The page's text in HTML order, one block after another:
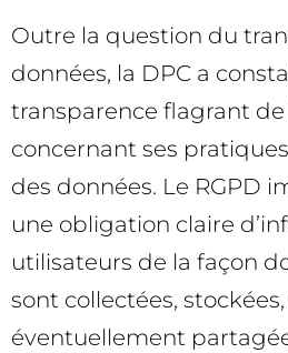
Outre la question du
données, la DPC a
transparence flagrant de
concernant ses
des données. Le RGPD
une obligation claire
utilisateurs de la façon
sont collectées,
éventuellement